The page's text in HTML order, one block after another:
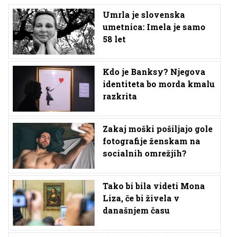
Umrla je slovenska
umetnica: Imela je samo
58 let
Kdo je Banksy? Njegova
identiteta bo morda kmalu
razkrita
Zakaj moški pošiljajo gole
fotografije ženskam na
socialnih omrežjih?
Tako bi bila videti Mona
Liza, če bi živela v
današnjem času